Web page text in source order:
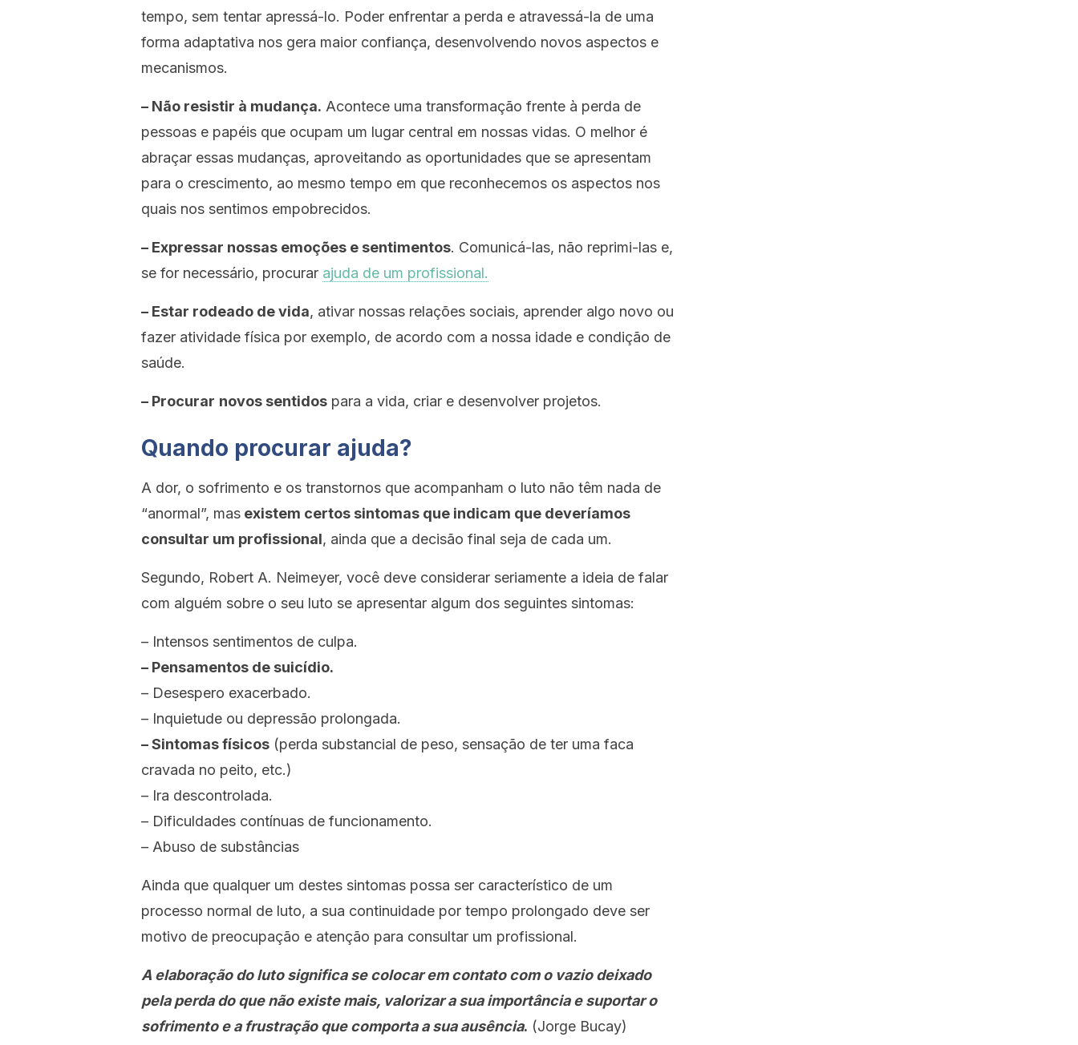
tempo, sem tentar apressá-lo. Poder enfrentar a perda e atravessá-la de uma
forma adaptativa nos gera maior confiança, desenvolvendo novos aspectos e
mecanismos.
– Não resistir à mudança. Acontece uma transformação frente à perda de
pessoas e papéis que ocupam um lugar central em nossas vidas. O melhor é
abraçar essas mudanças, aproveitando as oportunidades que se apresentam
para o crescimento, ao mesmo tempo em que reconhecemos os aspectos nos
quais nos sentimos empobrecidos.
– Expressar nossas emoções e sentimentos. Comunicá-las, não reprimi-las e,
se for necessário, procurar ajuda de um profissional.
– Estar rodeado de vida, ativar nossas relações sociais, aprender algo novo ou
fazer atividade física por exemplo, de acordo com a nossa idade e condição de
saúde.
– Procurar novos sentidos para a vida, criar e desenvolver projetos.
Quando procurar ajuda?
A dor, o sofrimento e os transtornos que acompanham o luto não têm nada de
“anormal”, mas existem certos sintomas que indicam que deveríamos
consultar um profissional, ainda que a decisão final seja de cada um.
Segundo, Robert A. Neimeyer, você deve considerar seriamente a ideia de falar
com alguém sobre o seu luto se apresentar algum dos seguintes sintomas:
– Intensos sentimentos de culpa.
– Pensamentos de suicídio.
– Desespero exacerbado.
– Inquietude ou depressão prolongada.
– Sintomas físicos (perda substancial de peso, sensação de ter uma faca
cravada no peito, etc.)
– Ira descontrolada.
– Dificuldades contínuas de funcionamento.
– Abuso de substâncias
Ainda que qualquer um destes sintomas possa ser característico de um
processo normal de luto, a sua continuidade por tempo prolongado deve ser
motivo de preocupação e atenção para consultar um profissional.
A elaboração do luto significa se colocar em contato com o vazio deixado
pela perda do que não existe mais, valorizar a sua importância e suportar o
sofrimento e a frustração que comporta a sua ausência. (Jorge Bucay)